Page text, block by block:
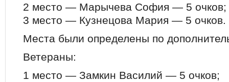
2 место — Марычева София — 5 очков;
3 место — Кузнецова Мария — 5 очков.
Места были определены по
Ветераны:
1 место — Замкин Василий — 5 очков;